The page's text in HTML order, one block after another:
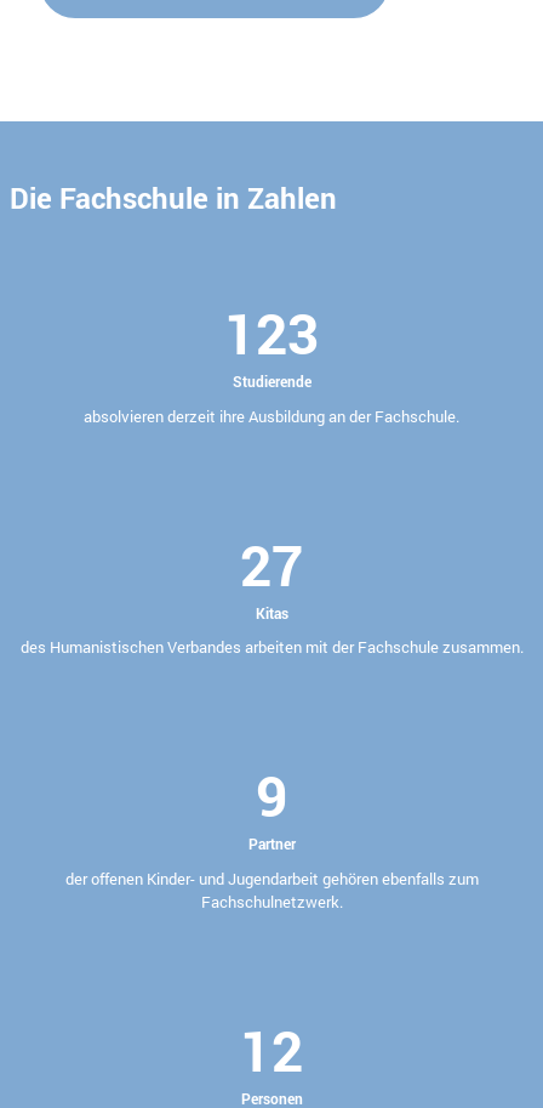
Die Fachschule in Zahlen
123
Studierende
absolvieren derzeit ihre Ausbildung an der Fachschule.
27
Kitas
des Humanistischen Verbandes arbeiten mit der Fachschule zusammen.
9
Partner
der offenen Kinder- und Jugendarbeit gehören ebenfalls zum
Fachschulnetzwerk.
12
Personen